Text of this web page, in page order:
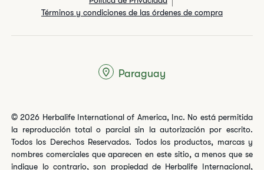
Términos y condiciones de las órdenes de compra
© 2026 Herbalife International of America, Inc. No está permitida
la reproducción total o parcial sin la autorización por escrito.
Todos los Derechos Reservados. Todos los productos, marcas y
nombres comerciales que aparecen en este sitio, a menos que se
indique lo contrario, son propiedad de Herbalife Internacional,
Paraguay